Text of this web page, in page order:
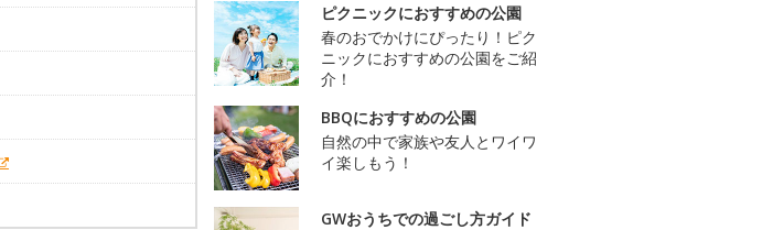
ピクニックにおすすめの公園
春のおでかけにぴったり！ピク
ニックにおすすめの公園をご紹
介！
BBQにおすすめの公園
自然の中で家族や友人とワイワ
イ楽しもう！
GWおうちでの過ごし方ガイド